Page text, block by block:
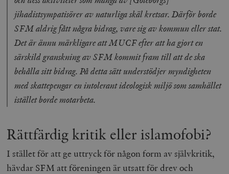
jihadistsympatisörer av naturliga skäl kretsar. Därför borde
SFM aldrig fått några bidrag, vare sig av kommun eller stat.
Det är ännu märkligare att MUCF efter att ha gjort en
särskild granskning av SFM kommit fram till att de ska
behålla sitt bidrag. På detta sätt understödjer myndigheten
med skattepengar en intolerant ideologisk miljö som samhället
istället borde motarbeta.
Rättfärdig kritik eller islamofobi?
I stället för att ge uttryck för någon form av självkritik,
hävdar SFM att föreningen är utsatt för drev och